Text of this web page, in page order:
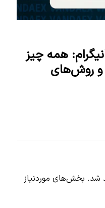
همه چیز
و روش‌های
شد. بخش‌های موردنیاز